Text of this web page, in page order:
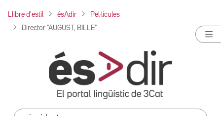
Llibre d'estil ésAdir Pel·lícules
Director "AUGUST, BILLE"